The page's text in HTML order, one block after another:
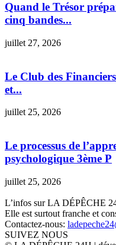
Quand le Trésor
cinq bandes...
juillet 27, 2026
Le Club des
et...
juillet 25, 2026
Le processus de
psychologique 3ème P
juillet 25, 2026
L’infos sur LA DÉPÊCHE
Elle est surtout franche et
Contactez-nous:
SUIVEZ NOUS